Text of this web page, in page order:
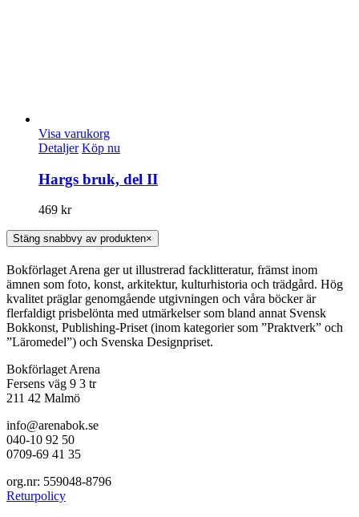
Visa varukorg
Detaljer Köp nu
Hargs bruk, del II
469 kr
Stäng snabbvy av produkten×
Bokförlaget Arena ger ut illustrerad facklitteratur, främst inom
ämnen som foto, konst, arkitektur, kulturhistoria och trädgård. Hög
kvalitet präglar genomgående utgivningen och våra böcker är
flerfaldigt prisbelönta med utmärkelser som bland annat Svensk
Bokkonst, Publishing-Priset (inom kategorier som ”Praktverk” och
”Läromedel”) och Svenska Designpriset.
Bokförlaget Arena
Fersens väg 9 3 tr
211 42 Malmö
info@arenabok.se
040-10 92 50
0709-69 41 35
org.nr: 559048-8796
Returpolicy